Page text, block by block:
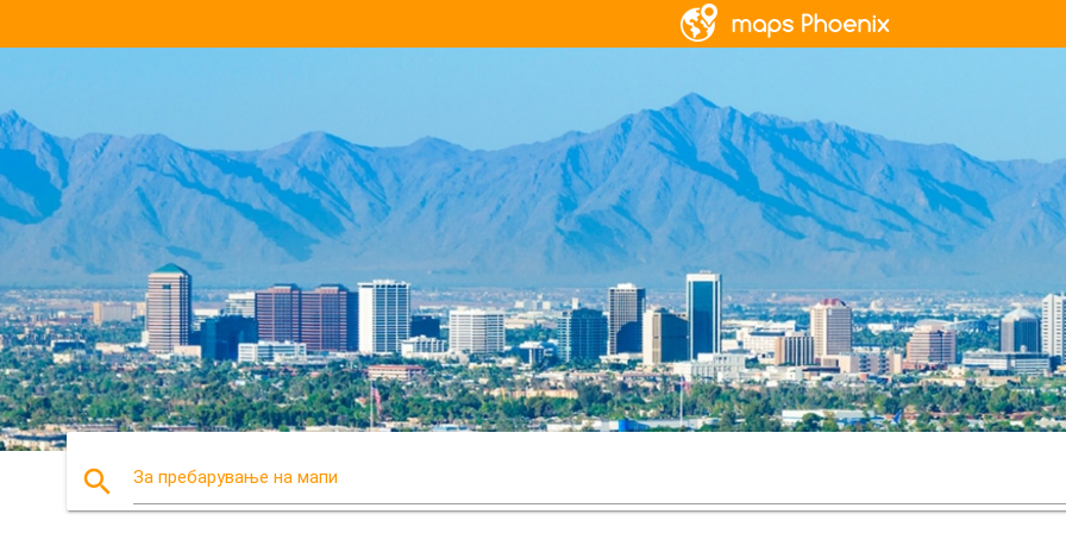
search За пребарување на мапи